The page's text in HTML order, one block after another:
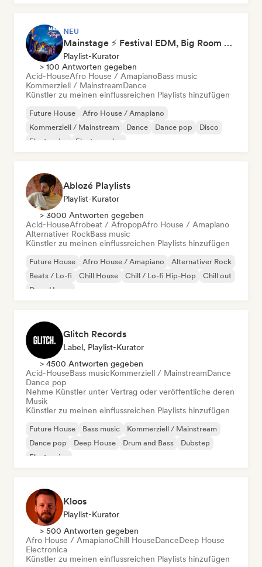
NEU
Mainstage ⚡ Festival EDM, Big Room & House Anthems
Playlist-Kurator
> 100 Antworten gegeben
Acid-HouseAfro House / AmapianoBass music
Kommerziell / MainstreamDance
Künstler zu meinen einflussreichen Playlists hinzufügen
Future House
Afro House / Amapiano
Kommerziell / Mainstream
Dance Dance pop
Disco
Electronica
Electro swing
Ablozé Playlists
Playlist-Kurator
> 3000 Antworten gegeben
Acid-HouseAfrobeat / AfropopAfro House / Amapiano
Alternativer RockBass music
Künstler zu meinen einflussreichen Playlists hinzufügen
Future House Afro House / Amapiano
Alternativer Rock
Beats / Lo-fi
Chill House Chill / Lo-fi Hip-Hop
Chill out
Deep House
Glitch Records
Label, Playlist-Kurator
> 4500 Antworten gegeben
Acid-HouseBass musicKommerziell / MainstreamDance
Dance pop
Nehme Künstler unter Vertrag oder veröffentliche deren
Musik
Künstler zu meinen einflussreichen Playlists hinzufügen
Future House Bass music
Kommerziell / Mainstream
Dance pop
Deep House Drum and Bass
Dubstep
Electronica
Kloos
Playlist-Kurator
> 500 Antworten gegeben
Afro House / AmapianoChill HouseDanceDeep House
Electronica
Künstler zu meinen einflussreichen Playlists hinzufügen